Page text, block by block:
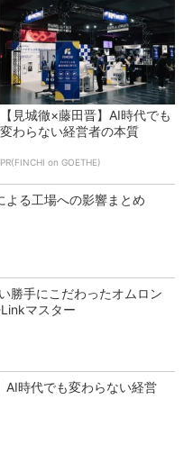
【見城徹×藤田晋】AI時代でも
変わらない経営者の本質
PR(FINCHI on GOETHE)
よる工場への影響まとめ
勝手にこだわったオムロン
マスター
AI時代でも変わらない経営